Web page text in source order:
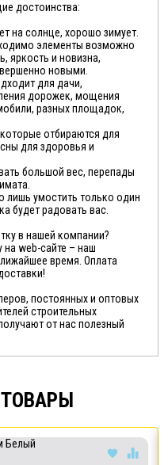
достоинства:
на солнце, хорошо зимует.
элементы возможно
яркость и новизна,
новыми.
для дачи,
дорожек, мощения
разных площадок,
отбираются для
для здоровья и
большой вес, перепады
лишь умостить только один
будет радовать вас.
в нашей компании?
web-сайте – наш
время. Оплата
постоянных и оптовых
строительных
от нас полезный